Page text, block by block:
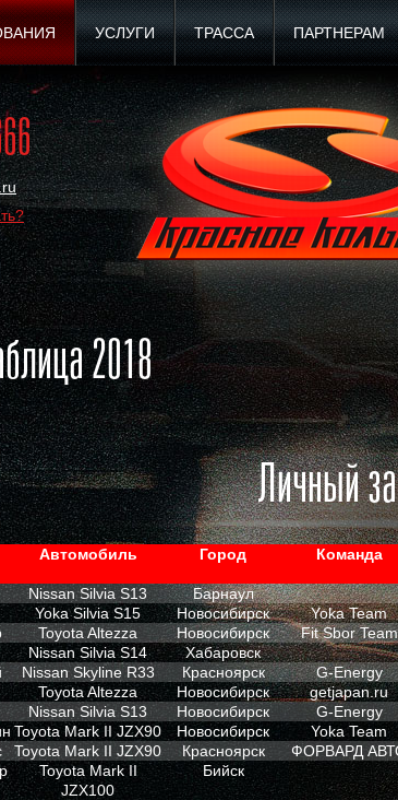
УСЛУГИ ТРАССА ПАРТНЕРАМ
2018
Личный
Автомобиль Город Команда
Nissan Silvia S13 Барнаул
Yoka Silvia S15 Новосибирск Yoka Team
Toyota Altezza Новосибирск Fit Sbor Team
Nissan Silvia S14 Хабаровск
Nissan Skyline R33 Красноярск G-Energy
Toyota Altezza Новосибирск getjapan.ru
Nissan Silvia S13 Новосибирск G-Energy
Toyota Mark II JZX90 Новосибирск Yoka Team
Toyota Mark II JZX90 Красноярск ФОРВАРД
Toyota Mark II
JZX100
Бийск